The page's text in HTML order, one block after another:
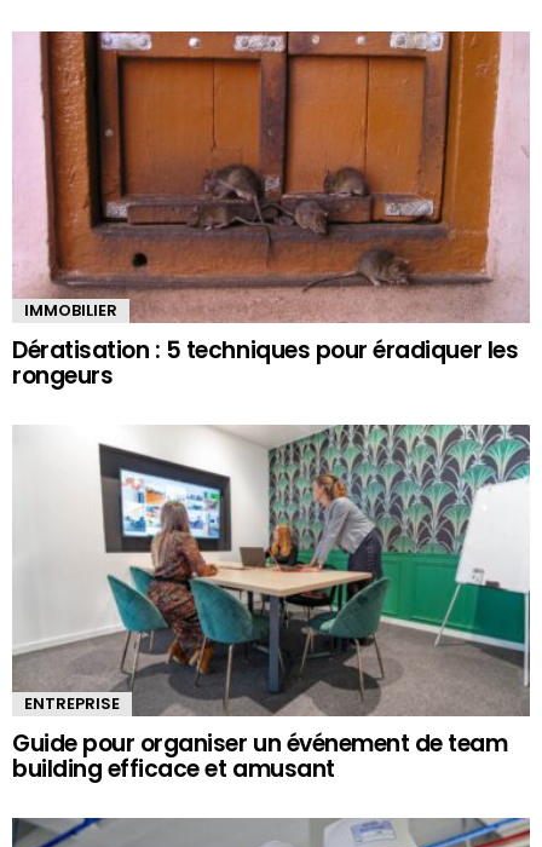
IMMOBILIER
Dératisation : 5 techniques pour éradiquer les
rongeurs
ENTREPRISE
Guide pour organiser un événement de team
building efficace et amusant